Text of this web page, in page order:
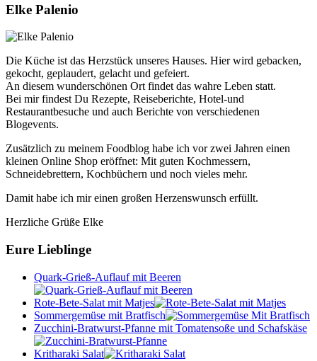
Elke Palenio
Die Küche ist das Herzstück unseres Hauses. Hier wird gebacken,
gekocht, geplaudert, gelacht und gefeiert.
An diesem wunderschönen Ort findet das wahre Leben statt.
Bei mir findest Du Rezepte, Reiseberichte, Hotel-und
Restaurantbesuche und auch Berichte von verschiedenen
Blogevents.
Zusätzlich zu meinem Foodblog habe ich vor zwei Jahren einen
kleinen Online Shop eröffnet: Mit guten Kochmessern,
Schneidebrettern, Kochbüchern und noch vieles mehr.
Damit habe ich mir einen großen Herzenswunsch erfüllt.
Herzliche Grüße Elke
Eure Lieblinge
Quark-Grieß-Auflauf mit Beeren
Rote-Bete-Salat mit Matjes
Sommergemüse mit Bratfisch
Zucchini-Bratwurst-Pfanne mit Tomatensoße und Schafskäse
Kritharaki Salat